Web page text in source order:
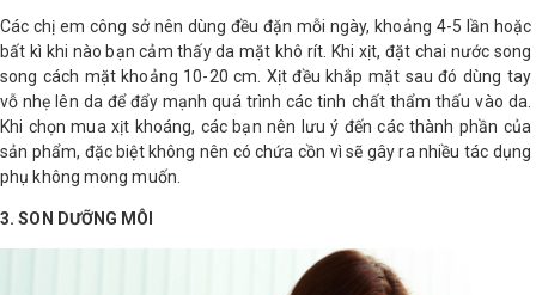
Các chị em công sở nên dùng đều đặn mỗi ngày, khoảng 4-5 lần hoặc
bất kì khi nào bạn cảm thấy da mặt khô rít. Khi xịt, đặt chai nước song
song cách mặt khoảng 10-20 cm. Xịt đều khắp mặt sau đó dùng tay
vỗ nhẹ lên da để đẩy mạnh quá trình các tinh chất thẩm thấu vào da.
Khi chọn mua xịt khoáng, các bạn nên lưu ý đến các thành phần của
sản phẩm, đặc biệt không nên có chứa cồn vì sẽ gây ra nhiều tác dụng
phụ không mong muốn.
3. SON DƯỠNG MÔI